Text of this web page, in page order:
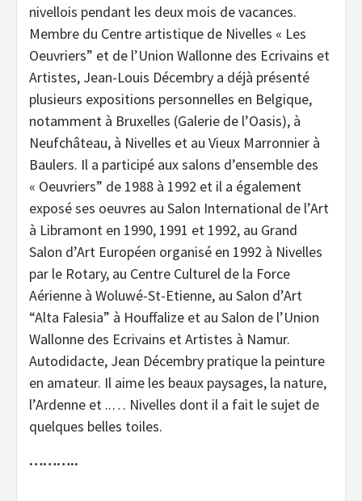
nivellois pendant les deux mois de vacances.
Membre du Centre artistique de Nivelles « Les
Oeuvriers” et de l’Union Wallonne des Ecrivains et
Artistes, Jean-Louis Décembry a déjà présenté
plusieurs expositions personnelles en Belgique,
notamment à Bruxelles (Galerie de l’Oasis), à
Neufchâteau, à Nivelles et au Vieux Marronnier à
Baulers. Il a participé aux salons d’ensemble des
« Oeuvriers” de 1988 à 1992 et il a également
exposé ses oeuvres au Salon International de l’Art
à Libramont en 1990, 1991 et 1992, au Grand
Salon d’Art Européen organisé en 1992 à Nivelles
par le Rotary, au Centre Culturel de la Force
Aérienne à Woluwé-St-Etienne, au Salon d’Art
“Alta Falesia” à Houffalize et au Salon de l’Union
Wallonne des Ecrivains et Artistes à Namur.
Autodidacte, Jean Décembry pratique la peinture
en amateur. Il aime les beaux paysages, la nature,
l’Ardenne et ..… Nivelles dont il a fait le sujet de
quelques belles toiles.
………..